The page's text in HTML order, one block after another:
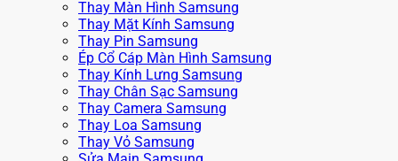
Thay Màn Hình Samsung
Thay Mặt Kính Samsung
Thay Pin Samsung
Ép Cổ Cáp Màn Hình Samsung
Thay Kính Lưng Samsung
Thay Chân Sạc Samsung
Thay Camera Samsung
Thay Loa Samsung
Thay Vỏ Samsung